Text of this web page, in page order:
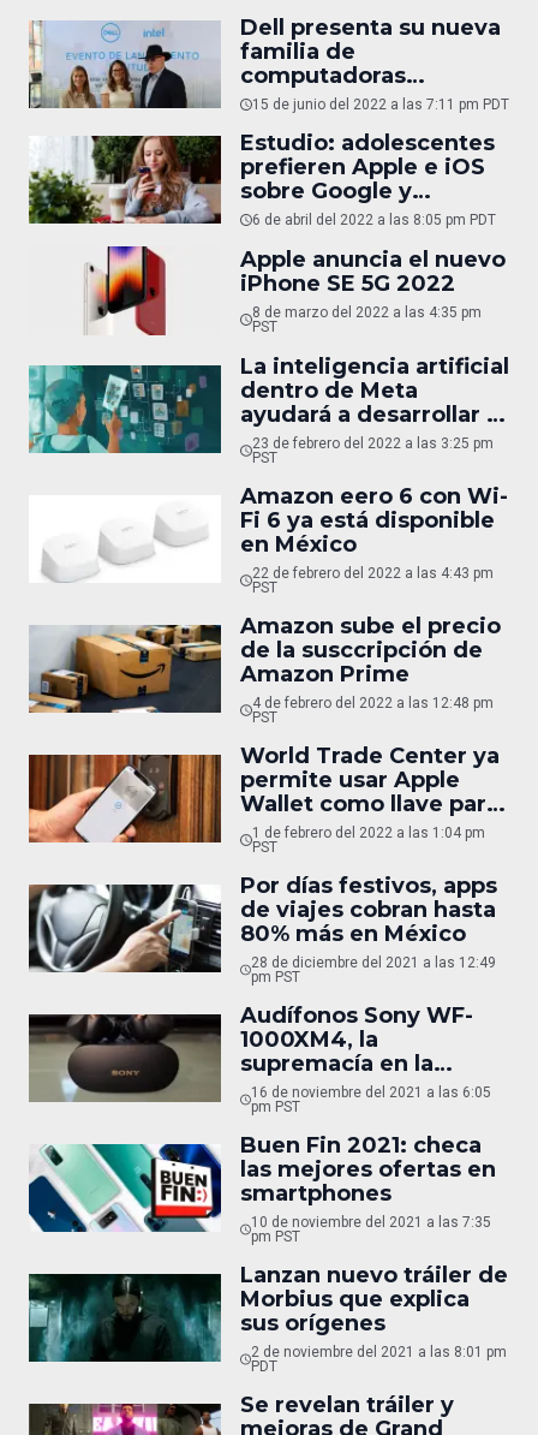
Dell presenta su nueva
familia de
computadoras
empresariales
15 de junio del 2022 a las 7:11 pm PDT
Estudio: adolescentes
prefieren Apple e iOS
sobre Google y
Android, por mucho
6 de abril del 2022 a las 8:05 pm PDT
Apple anuncia el nuevo
iPhone SE 5G 2022
8 de marzo del 2022 a las 4:35 pm
PST
La inteligencia artificial
dentro de Meta
ayudará a desarrollar el
Metaverso
23 de febrero del 2022 a las 3:25 pm
PST
Amazon eero 6 con Wi-
Fi 6 ya está disponible
en México
22 de febrero del 2022 a las 4:43 pm
PST
Amazon sube el precio
de la susccripción de
Amazon Prime
4 de febrero del 2022 a las 12:48 pm
PST
World Trade Center ya
permite usar Apple
Wallet como llave para
abrir puertas
1 de febrero del 2022 a las 1:04 pm
PST
Por días festivos, apps
de viajes cobran hasta
80% más en México
28 de diciembre del 2021 a las 12:49
pm PST
Audífonos Sony WF-
1000XM4, la
supremacía en la
calidad de sonido y
funcionalidad
16 de noviembre del 2021 a las 6:05
pm PST
Buen Fin 2021: checa
las mejores ofertas en
smartphones
10 de noviembre del 2021 a las 7:35
pm PST
Lanzan nuevo tráiler de
Morbius que explica
sus orígenes
2 de noviembre del 2021 a las 8:01 pm
PDT
Se revelan tráiler y
mejoras de Grand